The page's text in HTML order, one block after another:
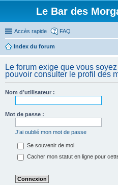
Le Bar des
Accès rapide FAQ
Index du forum
Le forum exige que vous
pouvoir consulter le profil des
Nom d’utilisateur :
Mot de passe :
J’ai oublié mon mot de passe
Se souvenir de moi
Cacher mon statut en ligne pour